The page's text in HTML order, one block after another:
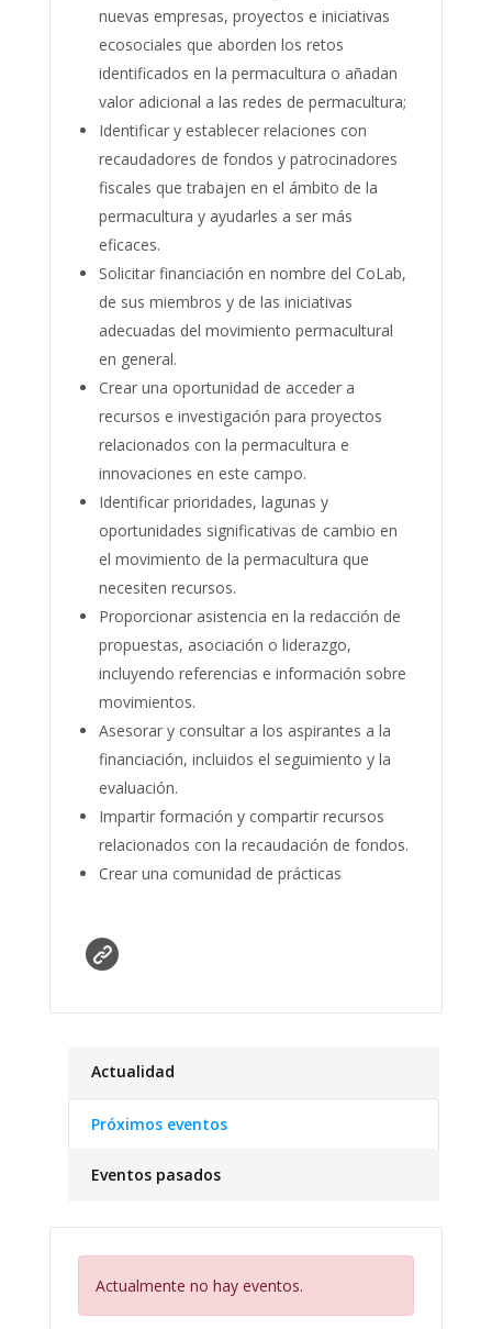
nuevas empresas, proyectos e iniciativas
ecosociales que aborden los retos
identificados en la permacultura o añadan
valor adicional a las redes de permacultura;
Identificar y establecer relaciones con
recaudadores de fondos y patrocinadores
fiscales que trabajen en el ámbito de la
permacultura y ayudarles a ser más
eficaces.
Solicitar financiación en nombre del CoLab,
de sus miembros y de las iniciativas
adecuadas del movimiento permacultural
en general.
Crear una oportunidad de acceder a
recursos e investigación para proyectos
relacionados con la permacultura e
innovaciones en este campo.
Identificar prioridades, lagunas y
oportunidades significativas de cambio en
el movimiento de la permacultura que
necesiten recursos.
Proporcionar asistencia en la redacción de
propuestas, asociación o liderazgo,
incluyendo referencias e información sobre
movimientos.
Asesorar y consultar a los aspirantes a la
financiación, incluidos el seguimiento y la
evaluación.
Impartir formación y compartir recursos
relacionados con la recaudación de fondos.
Crear una comunidad de prácticas
Actualidad
Próximos eventos
Eventos pasados
Actualmente no hay eventos.